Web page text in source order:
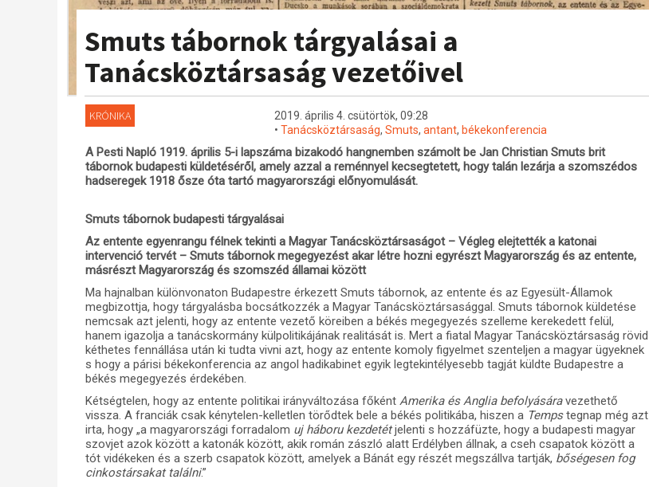
Smuts tábornok tárgyalásai a
Tanácsköztársaság vezetőivel
KRÓNIKA
2019. április 4. csütörtök, 09:28
• Tanácsköztársaság, Smuts, antant, békekonferencia
A Pesti Napló 1919. április 5-i lapszáma bizakodó hangnemben számolt be Jan Christian Smuts brit
tábornok budapesti küldetéséről, amely azzal a reménnyel kecsegtetett, hogy talán lezárja a szomszédos
hadseregek 1918 ősze óta tartó magyarországi előnyomulását.
Smuts tábornok budapesti tárgyalásai
Az entente egyenrangu félnek tekinti a Magyar Tanácsköztársaságot – Végleg elejtették a katonai
intervenció tervét – Smuts tábornok megegyezést akar létre hozni egyrészt Magyarország és az entente,
másrészt Magyarország és szomszéd államai között
Ma hajnalban különvonaton Budapestre érkezett Smuts tábornok, az entente és az Egyesült-Államok
megbizottja, hogy tárgyalásba bocsátkozzék a Magyar Tanácsköztársasággal. Smuts tábornok küldetése
nemcsak azt jelenti, hogy az entente vezető köreiben a békés megegyezés szelleme kerekedett felül,
hanem igazolja a tanácskormány külpolitikájának realitását is. Mert a fiatal Magyar Tanácsköztársaság rövid
kéthetes fennállása után ki tudta vivni azt, hogy az entente komoly figyelmet szenteljen a magyar ügyeknek
s hogy a párisi békekonferencia az angol hadikabinet egyik legtekintélyesebb tagját küldte Budapestre a
békés megegyezés érdekében.
Kétségtelen, hogy az entente politikai irányváltozása főként Amerika és Anglia befolyásáravezethető
vissza. A franciák csak kénytelen-kelletlen törődtek bele a békés politikába, hiszen a Tempstegnap még azt
irta, hogy „a magyarországi forradalom uj háboru kezdetétjelenti s hozzáfüzte, hogy a budapesti magyar
szovjet azok között a katonák között, akik román zászló alatt Erdélyben állnak, a cseh csapatok között a
tót vidékeken és a szerb csapatok között, amelyek a Bánát egy részét megszállva tartják, bőségesen fog
cinkostársakat találni.”